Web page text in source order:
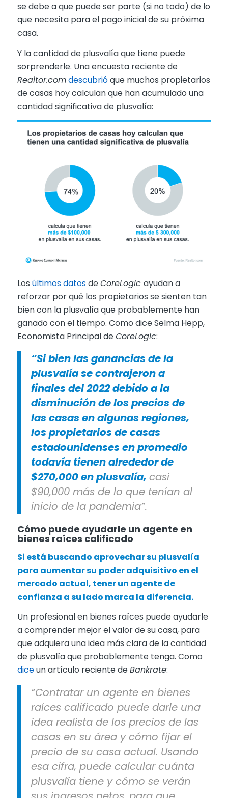
se debe a que puede ser parte (si no todo) de lo
que necesita para el pago inicial de su próxima
casa.
Y la cantidad de plusvalía que tiene puede
sorprenderle. Una encuesta reciente de
Realtor.comdescubrióque muchos propietarios
de casas hoy calculan que han acumulado una
cantidad significativa de plusvalía:
Los últimos datosdeCoreLogic ayudan a
reforzar por qué los propietarios se sienten tan
bien con la plusvalía que probablemente han
ganado con el tiempo. Como dice Selma Hepp,
Economista Principal deCoreLogic:
“Si bien las ganancias de la
plusvalía se contrajeron a
finales del 2022 debido a la
disminución de los precios de
las casas en algunas regiones,
los propietarios de casas
estadounidenses en promedio
todavía tienen alrededor de
$270,000 en plusvalía, casi
$90,000 más de lo que tenían al
inicio de la pandemia”.
Cómo puede ayudarle un agente en
bienes raíces calificado
Si está buscando aprovechar su plusvalía
para aumentar su poder adquisitivo en el
mercado actual, tener un agente de
confianza a su lado marca la diferencia.
Un profesional en bienes raíces puede ayudarle
a comprender mejor el valor de su casa, para
que adquiera una idea más clara de la cantidad
de plusvalía que probablemente tenga. Como
diceun artículo reciente deBankrate:
“Contratar un agente en bienes
raíces calificado puede darle una
idea realista de los precios de las
casas en su área y cómo fijar el
precio de su casa actual. Usando
esa cifra, puede calcular cuánta
plusvalía tiene y cómo se verán